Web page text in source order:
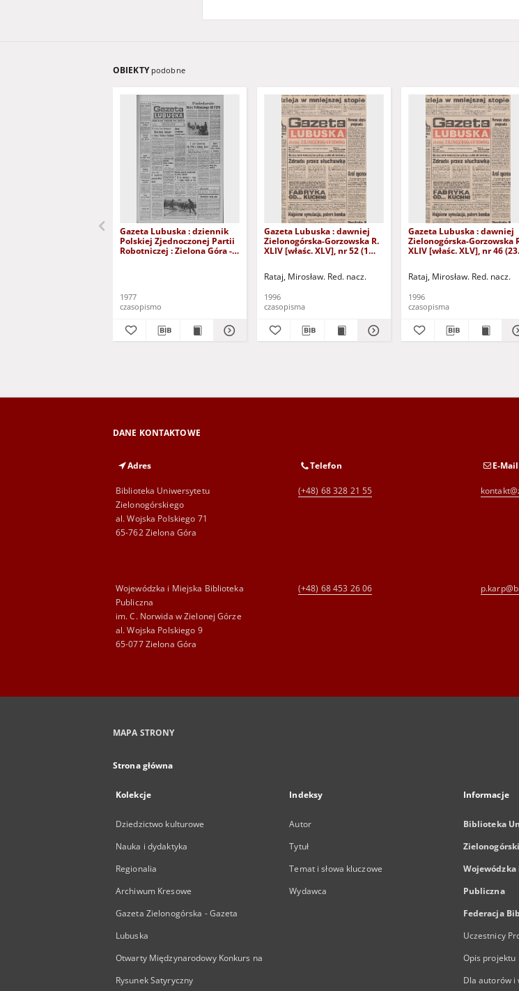
OBIEKTY podobne
Gazeta Lubuska : dziennik
Polskiej Zjednoczonej Partii
Robotniczej : Zielona Góra -
1977
czasopismo
Gazeta Lubuska : dawniej
Zielonogórska-Gorzowska R.
XLIV [właśc. XLV], nr 52 (1
Rataj, Mirosław. Red. nacz.
1996
czasopisma
Gazeta Lubuska : dawniej
Zielonogórska-Gorzowska
XLIV [właśc. XLV], nr 46 (23
Rataj, Mirosław. Red. nacz.
1996
czasopisma
DANE KONTAKTOWE
Adres
Biblioteka Uniwersytetu
Zielonogórskiego
al. Wojska Polskiego 71
65-762 Zielona Góra
Telefon
(+48) 68 328 21 55
E-Mail
Wojewódzka i Miejska Biblioteka
Publiczna
im. C. Norwida w Zielonej Górze
al. Wojska Polskiego 9
65-077 Zielona Góra
(+48) 68 453 26 06
MAPA STRONY
Strona główna
Kolekcje
Dziedzictwo kulturowe
Nauka i dydaktyka
Regionalia
Archiwum Kresowe
Gazeta Zielonogórska - Gazeta
Lubuska
Otwarty Międzynarodowy Konkurs na
Rysunek Satyryczny
Indeksy
Autor
Tytuł
Temat i słowa kluczowe
Wydawca
Informacje
Biblioteka
Publiczna
Federacja
Uczestnicy
Opis projektu
Dla autorów i